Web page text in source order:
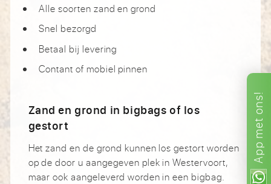
App
met
ons!
Alle soorten zand en grond
Snel bezorgd
Betaal bij levering
Contant of mobiel pinnen
Zand en grond in bigbags of los
gestort
Het zand en de grond kunnen los gestort worden
op de door u aangegeven plek in Westervoort,
maar ook aangeleverd worden in een bigbag.